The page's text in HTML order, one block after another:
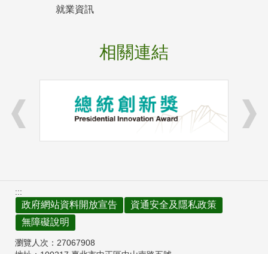
就業資訊
相關連結
:::
政府網站資料開放宣告
資通安全及隱私政策
無障礙說明
瀏覽人次： 27067908